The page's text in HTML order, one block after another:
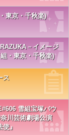
東京・千秋楽)
－イメージ
・東京・千秋楽)
ス
雪組宝塚バウ
川芸術劇場公演
使』